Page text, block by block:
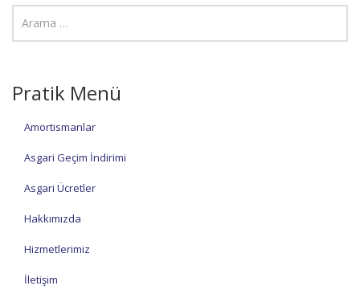
Pratik Menü
Amortismanlar
Asgari Geçim İndirimi
Asgari Ücretler
Hakkımızda
Hizmetlerimiz
İletişim